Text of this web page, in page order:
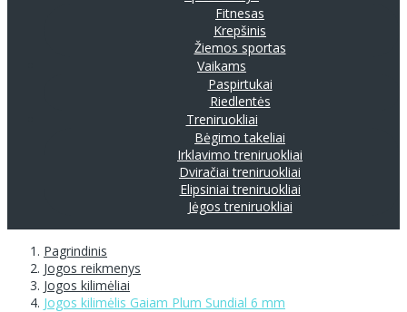
Fitnesas
Krepšinis
Žiemos sportas
Vaikams
Paspirtukai
Riedlentės
Treniruokliai
Bėgimo takeliai
Irklavimo treniruokliai
Dviračiai treniruokliai
Elipsiniai treniruokliai
Jėgos treniruokliai
Pagrindinis
Jogos reikmenys
Jogos kilimėliai
Jogos kilimėlis Gaiam Plum Sundial 6 mm